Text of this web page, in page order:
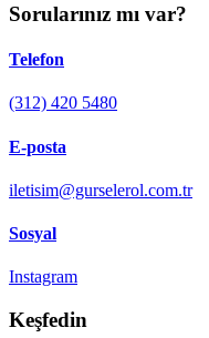
Sorularınız mı var?
Telefon
(312) 420 5480
E-posta
iletisim@gurselerol.com.tr
Sosyal
Instagram
Keşfedin